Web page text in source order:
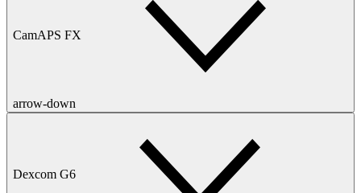
CamAPS FX
arrow-down
Dexcom G6